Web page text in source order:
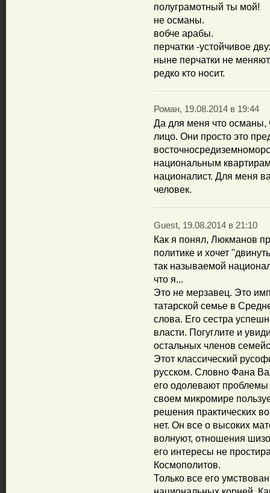
полуграмотный ты мой!
не османы.
вобче арабы.
перчатки -устойчивое
ныне перчатки не
редко кто носит.
Роман, 19.08.2014 в 19:44
Да для меня что османы,
лицо. Они просто это
национальным
националист. Для меня
человек.
Guest, 19.08.2014 в 21:10
Как я понял, Люкманов
политике и хочет
так называемой
что я...
Это не мерзавец. Это
татарской семье в
слова. Его сестра
власти. Погуглите и
остальных членов
Этот классический
русском. Словно Фана
его одолевают
своем микромире
решения практических
нет. Он все о высоких
волнуют, отношения
его интересы не
Космополитов.
Только все его